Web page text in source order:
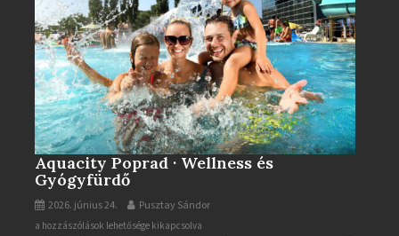
Aquacity Poprad · Wellness és
Gyógyfürdő
2026. június 24. Pusztay Sándor
Aquacity
a hozzászólások lehetősége kikapcsolva